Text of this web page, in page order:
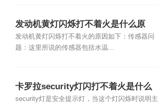
发动机黄灯闪烁打不着火是什么原
因？
发动机黄灯闪烁打不着火的原因如下：传感器问
题：这里所说的传感器包括水温...
卡罗拉security灯闪打不着火是什么
原因？
security灯是安全提示灯，当这个灯闪烁时说明主